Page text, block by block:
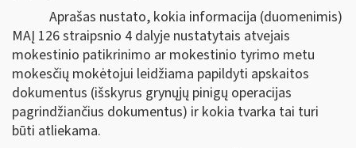
Aprašas nustato, kokia informacija (duomenimis)
MAĮ 126 straipsnio 4 dalyje nustatytais atvejais
mokestinio patikrinimo ar mokestinio tyrimo metu
mokesčių mokėtojui leidžiama papildyti apskaitos
dokumentus (išskyrus grynųjų pinigų operacijas
pagrindžiančius dokumentus) ir kokia tvarka tai turi
būti atliekama.